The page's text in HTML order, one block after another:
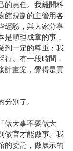
的責任。我離開科
館規劃的主管用各
經驗，與大家分享
是順理成章的事，
到一定的尊重；我
行。有一段時間，
計畫案，覺得是貢
別了。
大事不要做大
做官才能做事。我
的委託，做展示的